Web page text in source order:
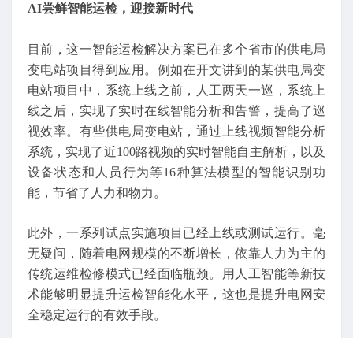
AI尝鲜智能运检，迎接新时代
目前，这一智能运检解决方案已在多个省市的供电局
变电站项目得到应用。例如在开文讲到的某供电局变
电站项目中，系统上线之前，人工两天一巡，系统上
线之后，实现了实时在线智能分析和告警，提高了巡
视效率。有些供电局变电站，通过上线视频智能分析
系统，实现了近100路视频的实时智能自主解析，以及
设备状态和人员行为等16种算法模型的智能识别功
能，节省了人力和物力。
此外，一系列试点实施项目已经上线或测试运行。毫
无疑问，随着电网规模的不断增长，依靠人力为主的
传统运维检修模式已经面临瓶颈。用人工智能等新技
术能够明显提升运检智能化水平，这也是提升电网安
全稳定运行的有效手段。